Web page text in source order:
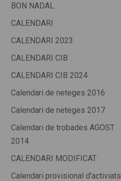
BON NADAL
CALENDARI
CALENDARI 2023
CALENDARI CIB
CALENDARI CIB 2024
Calendari de neteges 2016
Calendari de neteges 2017
Calendari de trobades AGOST
2014
CALENDARI MODIFICAT
Calendari provisional d'activiats